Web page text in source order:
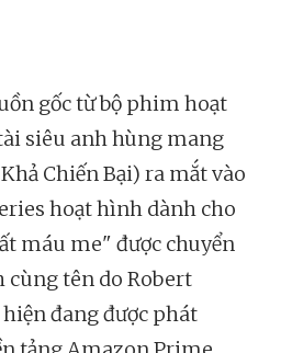
gốc từ bộ phim hoạt
siêu anh hùng mang
Chiến Bại) ra mắt vào
hoạt hình dành cho
máu me" được chuyển
tên do Robert
đang được phát